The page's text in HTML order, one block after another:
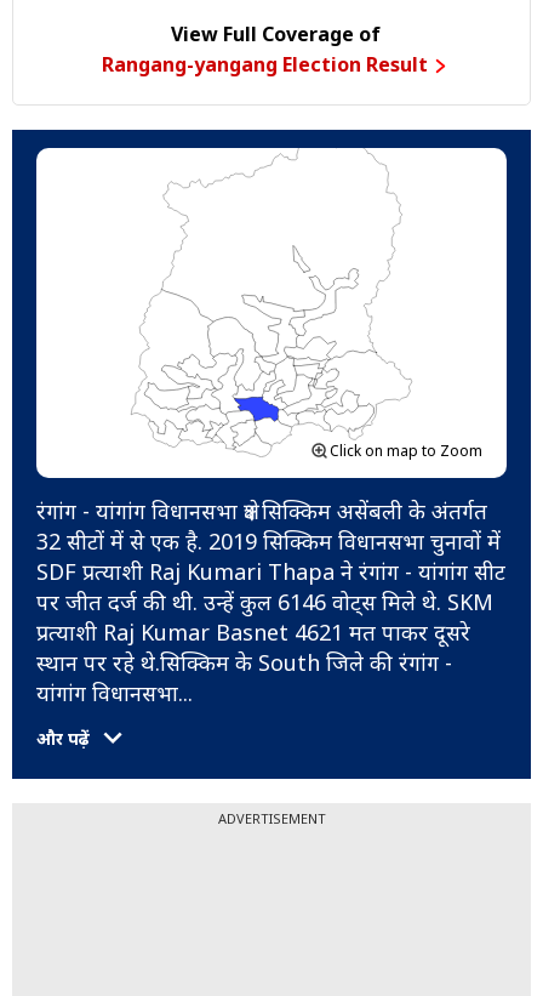
View Full Coverage of
Rangang-yangang Election Result
Click on map to Zoom
रंगांग - यांगांग विधानसभा क्षेत्र सिक्किम असेंबली के अंतर्गत
32 सीटों में से एक है. 2019 सिक्किम विधानसभा चुनावों में
SDF प्रत्याशी Raj Kumari Thapa ने रंगांग - यांगांग सीट
पर जीत दर्ज की थी. उन्हें कुल 6146 वोट्स मिले थे. SKM
प्रत्याशी Raj Kumar Basnet 4621 मत पाकर दूसरे
स्थान पर रहे थे.सिक्किम के South जिले की रंगांग -
यांगांग विधानसभा...
और पढ़ें
ADVERTISEMENT